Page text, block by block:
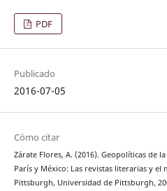
PDF
Publicado
2016-07-05
Cómo citar
Zárate Flores, A. (2016). Geopolíticas de
París y México: Las revistas literarias y el
Pittsburgh, Universidad de Pittsburgh,